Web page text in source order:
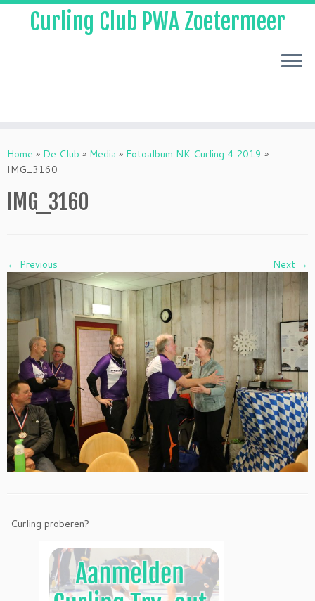
to
content
Curling Club PWA Zoetermeer
Home » De Club » Media » Fotoalbum NK Curling 4 2019 »
IMG_3160
IMG_3160
← Previous Next →
Curling proberen?